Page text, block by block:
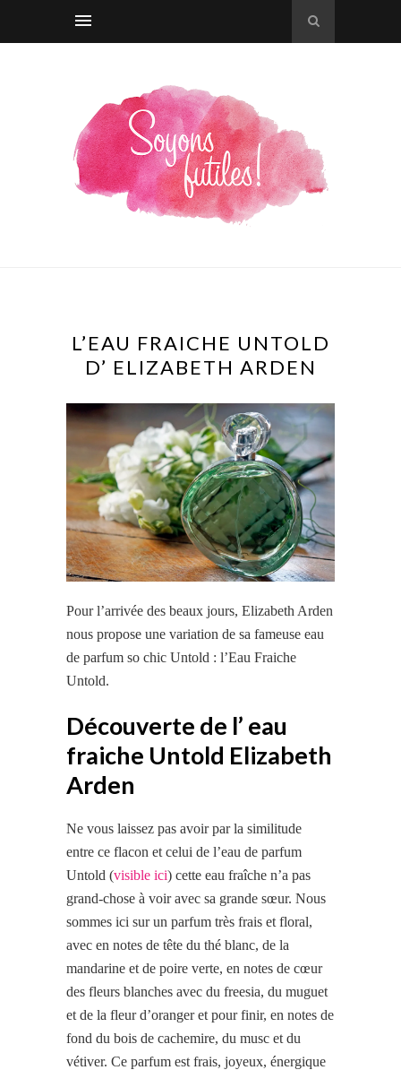
L’EAU FRAICHE UNTOLD
D’ ELIZABETH ARDEN
Pour l’arrivée des beaux jours, Elizabeth Arden
nous propose une variation de sa fameuse eau
de parfum so chic Untold : l’Eau Fraiche
Untold.
Découverte de l’ eau
fraiche Untold Elizabeth
Arden
Ne vous laissez pas avoir par la similitude
entre ce flacon et celui de l’eau de parfum
Untold (visible ici) cette eau fraîche n’a pas
grand-chose à voir avec sa grande sœur. Nous
sommes ici sur un parfum très frais et floral,
avec en notes de tête du thé blanc, de la
mandarine et de poire verte, en notes de cœur
des fleurs blanches avec du freesia, du muguet
et de la fleur d’oranger et pour finir, en notes de
fond du bois de cachemire, du musc et du
vétiver. Ce parfum est frais, joyeux, énergique